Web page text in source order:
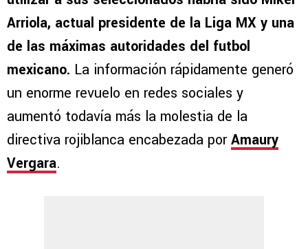
Arriola, actual presidente de la Liga MX y una
de las máximas autoridades del futbol
mexicano. La información rápidamente generó
un enorme revuelo en redes sociales y
aumentó todavía más la molestia de la
directiva rojiblanca encabezada porAmaury
Vergara.